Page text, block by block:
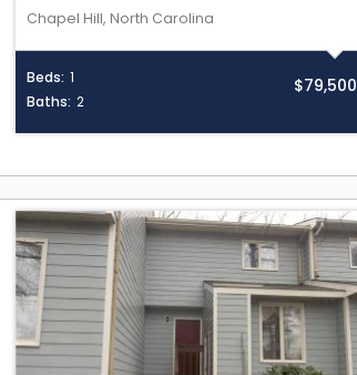
Chapel Hill, North Carolina
Beds: 1
Baths: 2
$79,500